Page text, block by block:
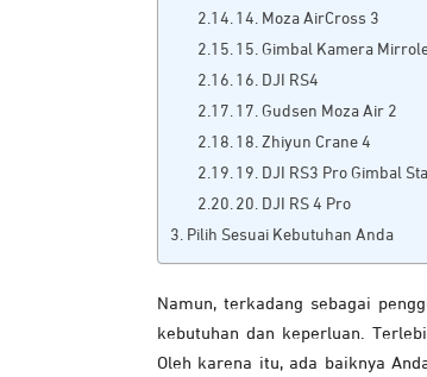
14. Moza AirCross 3
15. Gimbal Kamera
16. DJI RS4
17. Gudsen Moza Air 2
18. Zhiyun Crane 4
19. DJI RS3 Pro Gimbal
20. DJI RS 4 Pro
Pilih Sesuai Kebutuhan Anda
Namun, terkadang sebagai
kebutuhan dan keperluan.
Oleh karena itu, ada baiknya